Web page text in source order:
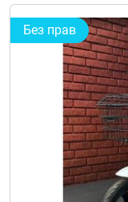
Без прав